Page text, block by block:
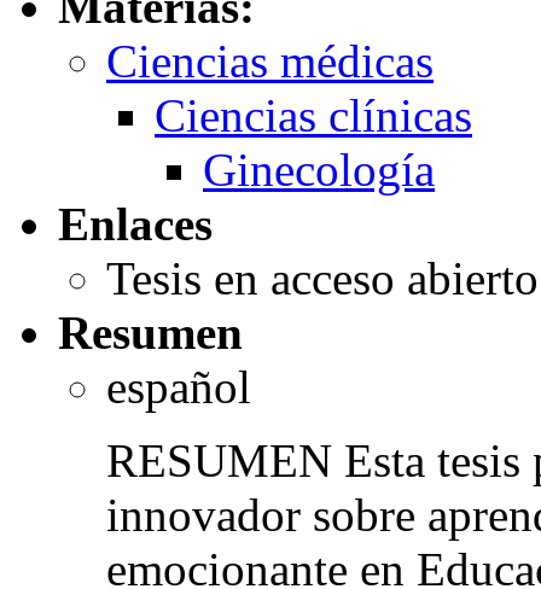
Ciencias médicas
Ciencias clínicas
Ginecología
Enlaces
Tesis en acceso
Resumen
español
RESUMEN Esta tesis
innovador sobre
emocionante en